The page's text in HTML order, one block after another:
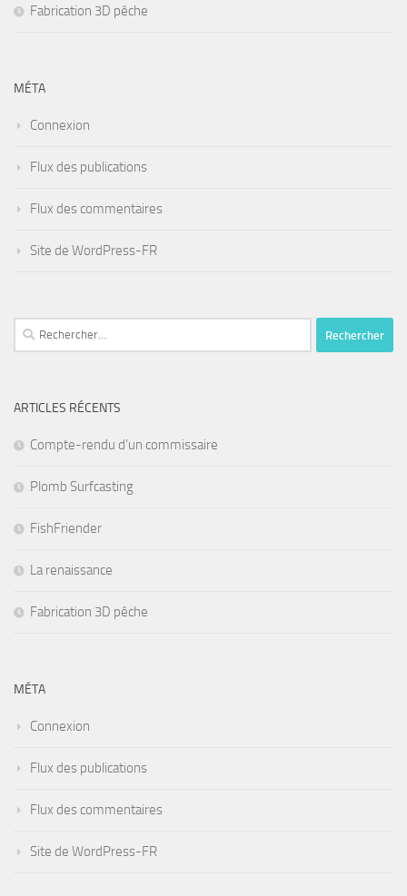
Fabrication 3D pêche
MÉTA
Connexion
Flux des publications
Flux des commentaires
Site de WordPress-FR
Rechercher :
ARTICLES RÉCENTS
Compte-rendu d’un commissaire
Plomb Surfcasting
FishFriender
La renaissance
Fabrication 3D pêche
MÉTA
Connexion
Flux des publications
Flux des commentaires
Site de WordPress-FR